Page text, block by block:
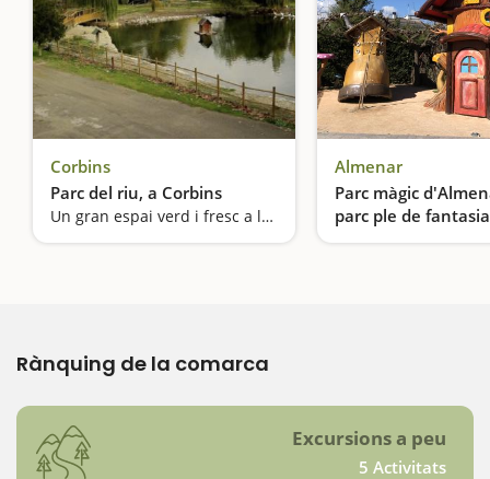
Corbins
Parc del riu, a Corbins
Un gran espai verd i fresc a la vora del poble
Almenar
Parc màgic
parc ple de fantasia
Rànquing de la comarca
Excursions a peu
5 Activitats